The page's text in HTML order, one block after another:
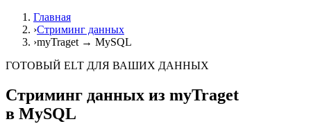
Главная
›Стриминг данных
›myTraget → MySQL
ГОТОВЫЙ ELT ДЛЯ ВАШИХ ДАННЫХ
Стриминг данных из myTraget
в MySQL